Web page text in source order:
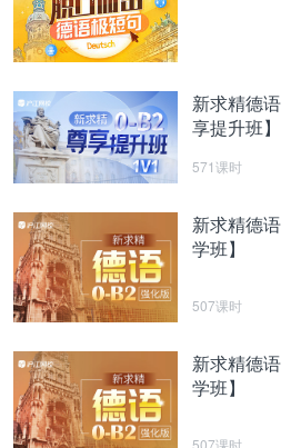
新求精德语
享提升班】
571课时
新求精德语
学班】
507课时
新求精德语
学班】
507课时